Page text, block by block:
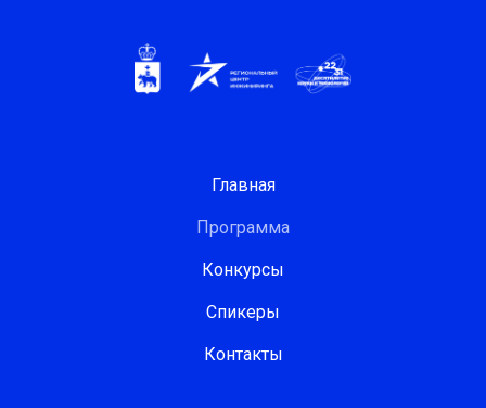
Главная
Программа
Конкурсы
Спикеры
Контакты